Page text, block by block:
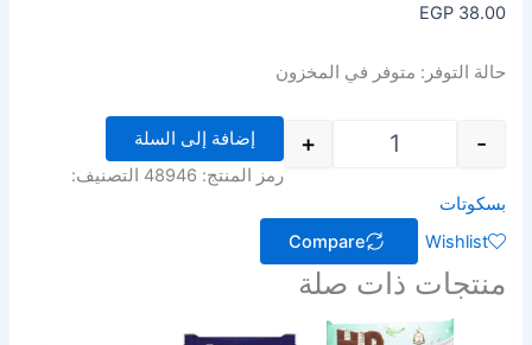
EGP38.00
حالة التوفر: متوفر في المخزون
-
+
إضافة إلى السلة
رمز المنتج: 48946
التصنيف:
بسكوتات
Wishlist
Compare
منتجات ذات صلة